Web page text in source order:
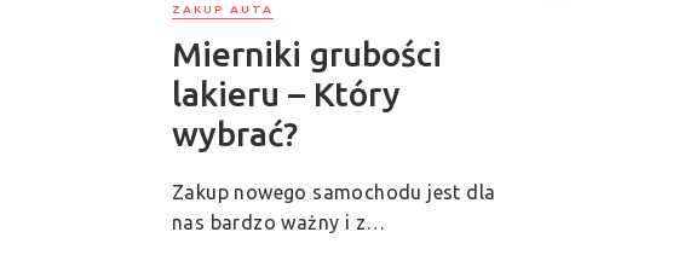
ZAKUP AUTA
Mierniki grubości
lakieru – Który
wybrać?
Zakup nowego samochodu jest dla
nas bardzo ważny i z…